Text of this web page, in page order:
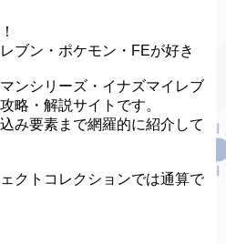
ブン・ポケモン・FEが好き
ンシリーズ・イナズマイレブ
略・解説サイトです。
み要素まで網羅的に紹介して
クトコレクションでは通算で